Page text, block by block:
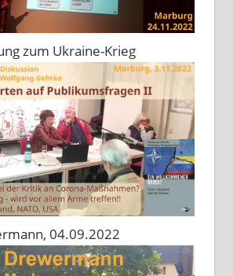
zum Ukraine-Krieg
04.09.2022